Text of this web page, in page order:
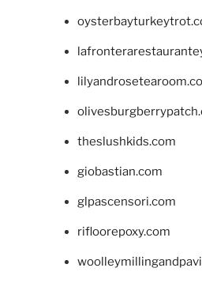
theslushkids.com
giobastian.com
glpascensori.com
rifloorepoxy.com